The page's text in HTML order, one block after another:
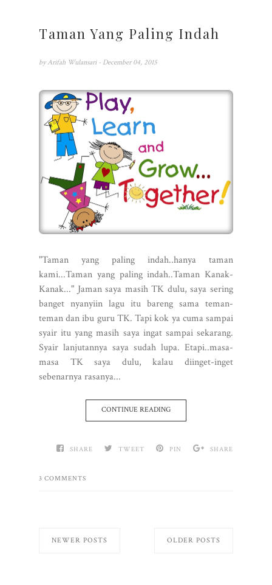
Taman Yang Paling Indah
by Arifah Wulansari - December 04, 2015
"Taman yang paling indah..hanya taman
kami...Taman yang paling indah..Taman Kanak-
Kanak..." Jaman saya masih TK dulu, saya sering
banget nyanyiin lagu itu bareng sama teman-
teman dan ibu guru TK. Tapi kok ya cuma sampai
syair itu yang masih saya ingat sampai sekarang.
Syair lanjutannya saya sudah lupa. Etapi..masa-
masa TK saya dulu, kalau diinget-inget
sebenarnya rasanya...
CONTINUE READING
SHARE TWEET PIN SHARE
3 COMMENTS
NEWER POSTS OLDER POSTS